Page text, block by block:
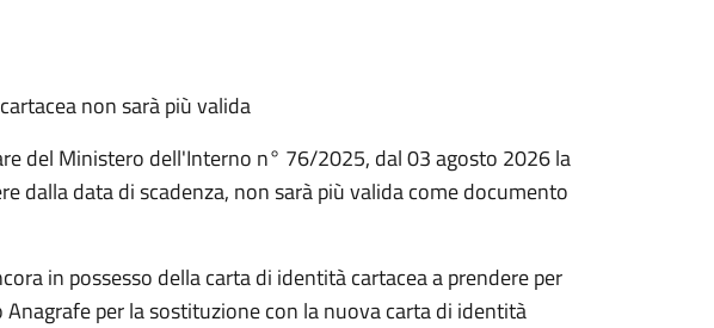
non sarà più valida
del Ministero dell'Interno n° 76/2025, dal 03 agosto 2026 la
dalla data di scadenza, non sarà più valida come documento
in possesso della carta di identità cartacea a prendere per
per la sostituzione con la nuova carta di identità